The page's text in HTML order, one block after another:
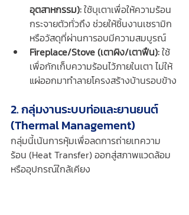
อุตสาหกรรม): ใช้บุเตาเพื่อให้ความร้อน
กระจายตัวทั่วถึง ช่วยให้ชิ้นงานเซรามิก
หรือวัสดุที่ผ่านการอบมีความสมบูรณ์
Fireplace/Stove (เตาผิง/เตาฟืน): ใช้
เพื่อกักเก็บความร้อนไว้ภายในเตา ไม่ให้
แผ่ออกมาทำลายโครงสร้างบ้านรอบข้าง
2. กลุ่มงานระบบท่อและยานยนต์
(Thermal Management)
กลุ่มนี้เน้นการหุ้มเพื่อลดการถ่ายเทความ
ร้อน (Heat Transfer) ออกสู่สภาพแวดล้อม
หรืออุปกรณ์ใกล้เคียง